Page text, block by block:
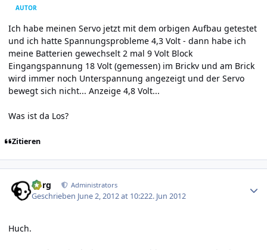
AUTOR
Ich habe meinen Servo jetzt mit dem orbigen Aufbau getestet
und ich hatte Spannungsprobleme 4,3 Volt - dann habe ich
meine Batterien gewechselt 2 mal 9 Volt Block
Eingangspannung 18 Volt (gemessen) im Brickv und am Brick
wird immer noch Unterspannung angezeigt und der Servo
bewegt sich nicht... Anzeige 4,8 Volt...
Was ist da Los?
Zitieren
borg Administrators
Geschrieben June 2, 2012 at 10:222. Jun 2012
Huch.